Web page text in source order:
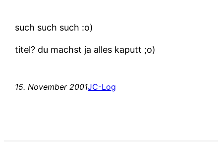
such such such :o)
titel? du machst ja alles kaputt ;o)
15. November 2001JC-Log